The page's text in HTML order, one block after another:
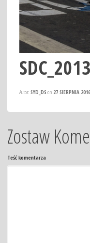
Autor: SYD_DS on 27 SIERPNIA 2016
Zostaw
Teść komentarza